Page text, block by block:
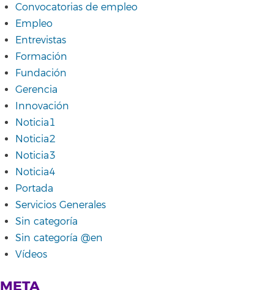
Convocatorias de empleo
Empleo
Entrevistas
Formación
Fundación
Gerencia
Innovación
Noticia1
Noticia2
Noticia3
Noticia4
Portada
Servicios Generales
Sin categoría
Sin categoría @en
Vídeos
META